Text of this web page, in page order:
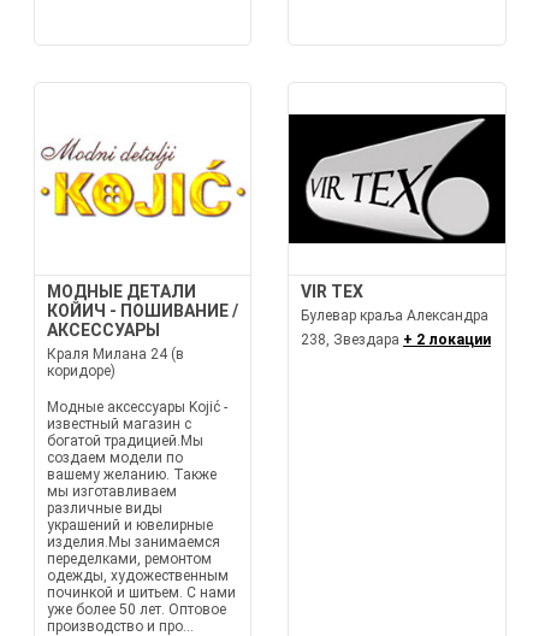
МОДНЫЕ ДЕТАЛИ
КОЙИЧ - ПОШИВАНИЕ /
АКСЕССУАРЫ
Краля Милана 24 (в
коридоре)
Модные аксессуары Kojić -
известный магазин с
богатой традицией.Мы
создаем модели по
вашему желанию. Также
мы изготавливаем
различные виды
украшений и ювелирные
изделия.Мы занимаемся
переделками, ремонтом
одежды, художественным
починкой и шитьем. С нами
уже более 50 лет. Оптовое
производство и про...
VIR TEX
Булевар краља Александра
238, Звездара + 2 локации